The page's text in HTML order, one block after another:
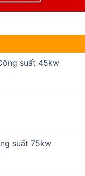
suất 45kw
suất 75kw